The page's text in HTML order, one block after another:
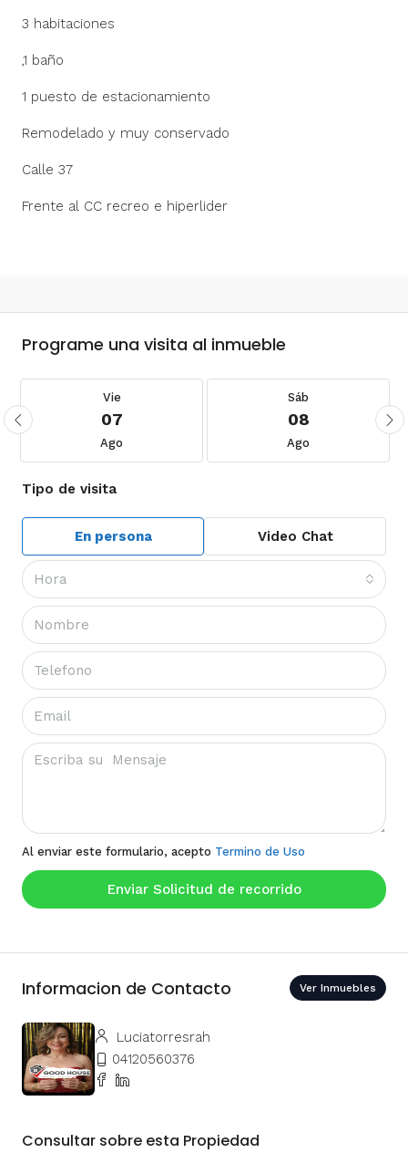
3 habitaciones
,1 baño
1 puesto de estacionamiento
Remodelado y muy conservado
Calle 37
Frente al CC recreo e hiperlider
Programe una visita al inmueble
Vie
07
Ago
Sáb
08
Ago
Tipo de visita
En persona Video Chat
Hora
Al enviar este formulario, acepto Termino de Uso
Enviar Solicitud de recorrido
Informacion de Contacto Ver Inmuebles
Luciatorresrah
04120560376
Consultar sobre esta Propiedad